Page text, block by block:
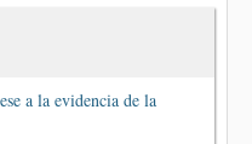
a la evidencia de la